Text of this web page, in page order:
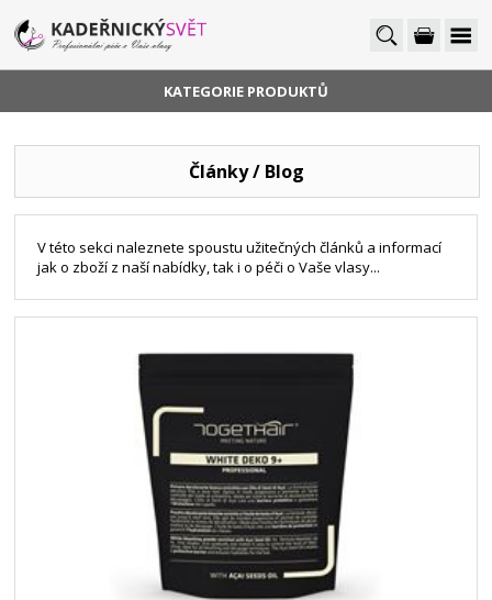
KATEGORIE PRODUKTŮ
Články / Blog
V této sekci naleznete spoustu užitečných článků a informací
jak o zboží z naší nabídky, tak i o péči o Vaše vlasy...